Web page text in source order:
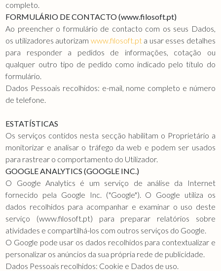
completo.
FORMULÁRIO DE CONTACTO (www.filosoft.pt)
Ao preencher o formulário de contacto com os seus Dados,
os utilizadores autorizam www.filosoft.pta usar esses detalhes
para responder a pedidos de informações, cotação ou
qualquer outro tipo de pedido como indicado pelo título do
formulário.
Dados Pessoais recolhidos: e-mail, nome completo e número
de telefone.
ESTATÍSTICAS
Os serviços contidos nesta secção habilitam o Proprietário a
monitorizar e analisar o tráfego da web e podem ser usados
para rastrear o comportamento do Utilizador.
GOOGLE ANALYTICS (GOOGLE INC.)
O Google Analytics é um serviço de análise da Internet
fornecido pela Google Inc. ("Google"). O Google utiliza os
dados recolhidos para acompanhar e examinar o uso deste
serviço (www.filosoft.pt) para preparar relatórios sobre
atividades e compartilhá-los com outros serviços do Google.
O Google pode usar os dados recolhidos para contextualizar e
personalizar os anúncios da sua própria rede de publicidade.
Dados Pessoais recolhidos: Cookie e Dados de uso.